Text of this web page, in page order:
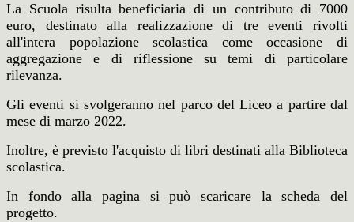
La Scuola risulta beneficiaria di un contributo di 7000
euro, destinato alla realizzazione di tre eventi rivolti
all'intera popolazione scolastica come occasione di
aggregazione e di riflessione su temi di particolare
rilevanza.
Gli eventi si svolgeranno nel parco del Liceo a partire dal
mese di marzo 2022.
Inoltre, è previsto l'acquisto di libri destinati alla Biblioteca
scolastica.
In fondo alla pagina si può scaricare la scheda del
progetto.